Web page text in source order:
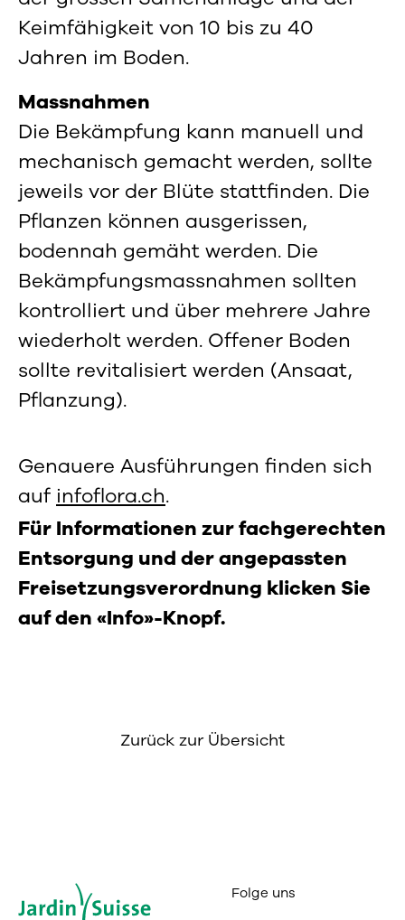
Keimfähigkeit von 10 bis zu 40
Jahren im Boden.
Massnahmen
Die Bekämpfung kann manuell und
mechanisch gemacht werden, sollte
jeweils vor der Blüte stattfinden. Die
Pflanzen können ausgerissen,
bodennah gemäht werden. Die
Bekämpfungsmassnahmen sollten
kontrolliert und über mehrere Jahre
wiederholt werden. Offener Boden
sollte revitalisiert werden (Ansaat,
Pflanzung).
Genauere Ausführungen finden sich
auf infoflora.ch.
Für Informationen zur fachgerechten
Entsorgung und der angepassten
Freisetzungsverordnung klicken Sie
auf den «Info»-Knopf.
Zurück zur Übersicht
Folge uns